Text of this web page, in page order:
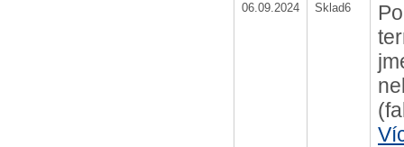
06.09.2024 Sklad6